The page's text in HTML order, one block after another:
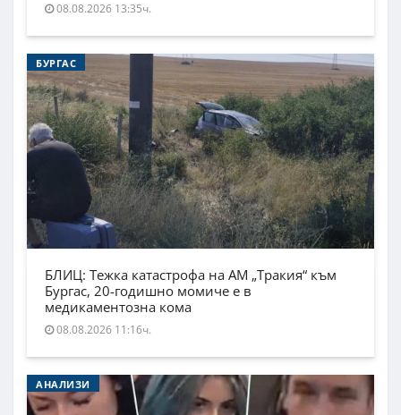
08.08.2026 13:35ч.
БУРГАС
БЛИЦ: Тежка катастрофа на АМ „Тракия“ към
Бургас, 20-годишно момиче е в
медикаментозна кома
08.08.2026 11:16ч.
АНАЛИЗИ